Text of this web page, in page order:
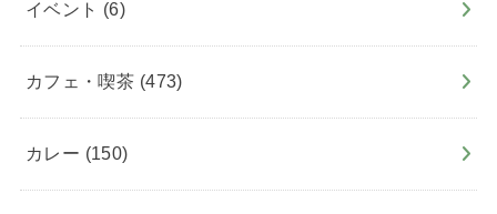
イベント (6)
カフェ・喫茶 (473)
カレー (150)